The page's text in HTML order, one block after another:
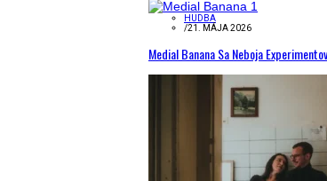
HUDBA
/21. MÁJA 2026
Medial Banana Sa Neboja